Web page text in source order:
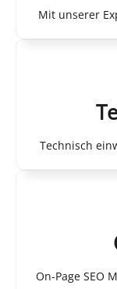
Mit unserer
Technisch
On-Page SEO